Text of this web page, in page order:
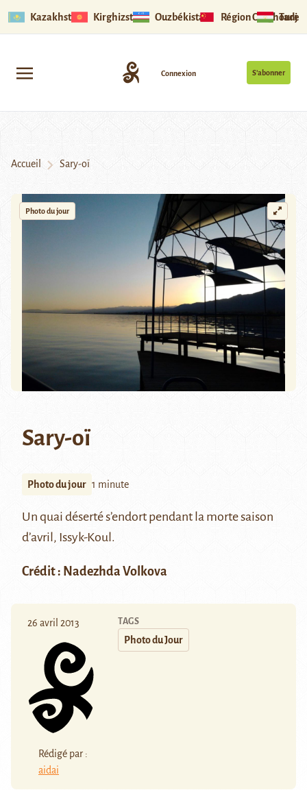
Kazakhstan Kirghizstan Ouzbékistan Région Ouïghoure
S’abonner
Connexion
Accueil Sary-oï
Photo du jour
Sary-oï
Photo du jour 1 minute
Un quai déserté s’endort pendant la morte saison
d’avril, Issyk-Koul.
Crédit : Nadezhda Volkova
26 avril 2013
Rédigé par :
aidai
TAGS
Photo du Jour